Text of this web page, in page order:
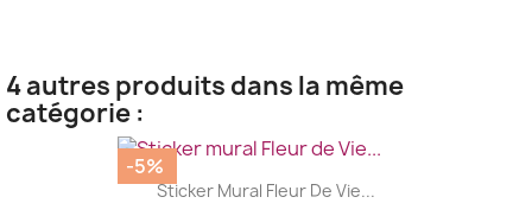
4 autres produits dans la même
catégorie :
Sticker Mural Fleur De Vie...
-5%